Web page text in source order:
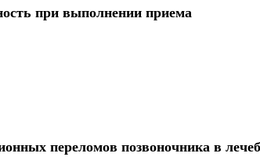
при выполнении приема
переломов позвоночника в